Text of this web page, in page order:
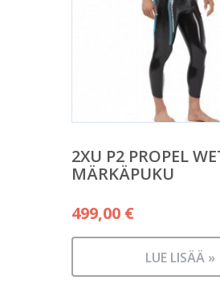
2XU P2 PROPEL
MÄRKÄPUKU
499,00 €
LUE LISÄÄ »